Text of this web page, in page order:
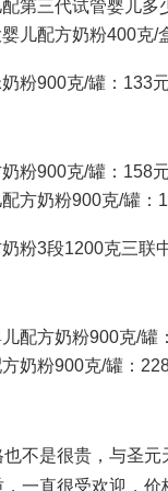
第三代试管婴儿多
儿配方奶粉400克/
粉900克/罐：133
粉900克/罐：158
方奶粉900克/罐：
粉3段1200克三联
配方奶粉900克/罐
奶粉900克/罐：
不是很贵，与圣
一直很受欢迎，价